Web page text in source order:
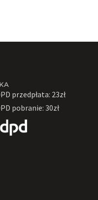
przedpłata: 23zł
pobranie: 30zł